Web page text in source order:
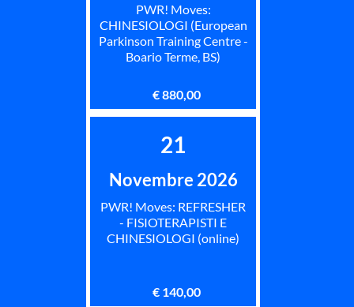
PWR! Moves:
CHINESIOLOGI (European
Parkinson Training Centre -
Boario Terme, BS)
€ 880,00
21
Novembre 2026
PWR! Moves: REFRESHER
- FISIOTERAPISTI E
CHINESIOLOGI (online)
€ 140,00